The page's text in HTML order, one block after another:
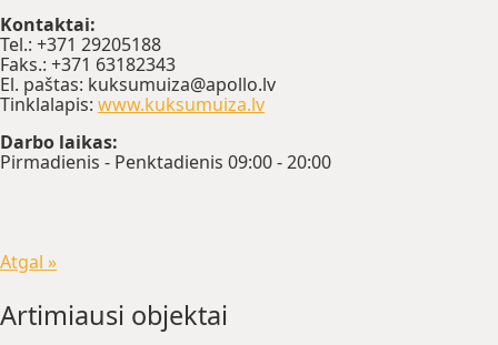
Kontaktai:
Tel.: +371 29205188
Faks.: +371 63182343
El. paštas: kuksumuiza@apollo.lv
Tinklalapis: www.kuksumuiza.lv
Darbo laikas:
Pirmadienis - Penktadienis 09:00 - 20:00
Atgal »
Artimiausi objektai